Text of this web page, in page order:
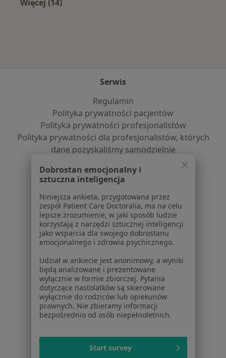
Więcej (14)
Serwis
Regulamin
Polityka prywatności pacjentów
Polityka prywatności profesjonalistów
Polityka prywatności dla profesjonalistów, których
dane pozyskaliśmy samodzielnie
Jak działają wyniki wyszukiwania
Dostępność
O nas
Praca Rekrutujemy!
Partnerzy
Centrum prasowe
Kontakt
Dla pacjentów
Lekarze
Placówki medyczne
Pytania i odpowiedzi
Usługi i zabiegi
Pomoc
Dobrostan emocjonalny i
sztuczna inteligencja
Niniejsza ankieta, przygotowana przez
zespół Patient Care Doctoralia, ma na celu
lepsze zrozumienie, w jaki sposób ludzie
korzystają z narzędzi sztucznej inteligencji
jako wsparcia dla swojego dobrostanu
emocjonalnego i zdrowia psychicznego.
Udział w ankiecie jest anonimowy, a wyniki
będą analizowane i prezentowane
wyłącznie w formie zbiorczej. Pytania
dotyczące nastolatków są skierowane
wyłącznie do rodziców lub opiekunów
prawnych. Nie zbieramy informacji
bezpośrednio od osób niepełnoletnich.
Start survey